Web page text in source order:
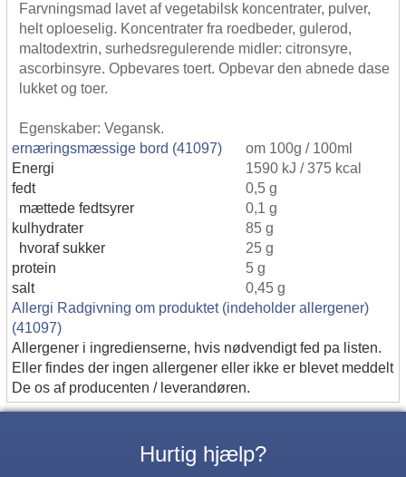
Farvningsmad lavet af vegetabilsk koncentrater, pulver,
helt oploeselig. Koncentrater fra roedbeder, gulerod,
maltodextrin, surhedsregulerende midler: citronsyre,
ascorbinsyre. Opbevares toert. Opbevar den abnede dase
lukket og toer.
Egenskaber: Vegansk.
ernæringsmæssige bord (41097)
om 100g / 100ml
Energi
1590 kJ / 375 kcal
fedt
0,5 g
mættede fedtsyrer
0,1 g
kulhydrater
85 g
hvoraf sukker
25 g
protein
5 g
salt
0,45 g
Allergi Radgivning om produktet (indeholder allergener)
(41097)
Allergener i ingredienserne, hvis nødvendigt fed pa listen.
Eller findes der ingen allergener eller ikke er blevet meddelt
De os af producenten / leverandøren.
Hurtig hjælp?